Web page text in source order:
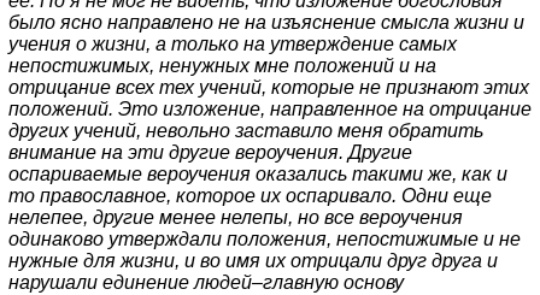
было ясно направлено не на изъяснение смысла жизни и
учения о жизни, а только на утверждение самых
непостижимых, ненужных мне положений и на
отрицание всех тех учений, которые не признают этих
положений. Это изложение, направленное на отрицание
других учений, невольно заставило меня обратить
внимание на эти другие вероучения. Другие
оспариваемые вероучения оказались такими же, как и
то православное, которое их оспаривало. Одни еще
нелепее, другие менее нелепы, но все вероучения
одинаково утверждали положения, непостижимые и не
нужные для жизни, и во имя их отрицали друг друга и
нарушали единение людей–главную основу